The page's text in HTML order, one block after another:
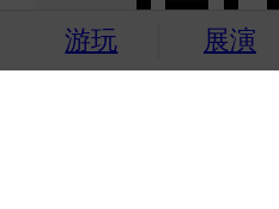
游玩 展演